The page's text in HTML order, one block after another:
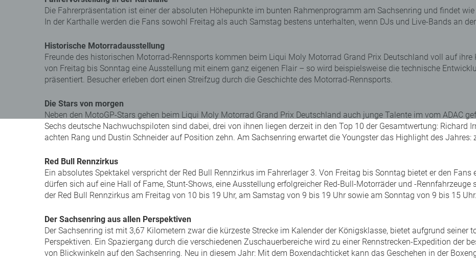
Die Fahrerpräsentation ist einer der absoluten Höhepunkte im bunten Rahmenprogramm am Sachsenring und findet
In der Karthalle werden die Fans sowohl Freitag als auch Samstag bestens unterhalten, wenn DJs und Live-Bands an
Historische Motorradausstellung
Freunde des historischen Motorrad-Rennsports kommen beim Liqui Moly Motorrad Grand Prix Deutschland voll auf ihre
von Freitag bis Sonntag eine Ausstellung mit einem ganz eigenen Flair – so wird beispielsweise die technische
präsentiert. Besucher erleben dort einen Streifzug durch die Geschichte des Motorrad-Rennsports.
Die Stars von morgen
Neben den MotoGP-Stars gehen beim Liqui Moly Motorrad Grand Prix Deutschland auch junge Talente im vom ADAC
Sechs deutsche Nachwuchspiloten sind dabei, drei von ihnen liegen derzeit in den Top 10 der Gesamtwertung: Richard
achten Rang und Dustin Schneider auf Position zehn. Am Sachsenring erwartet die Youngster das Highlight des Jahres:
Red Bull Rennzirkus
Ein absolutes Spektakel verspricht der Red Bull Rennzirkus im Fahrerlager 3. Von Freitag bis Sonntag bietet er den
dürfen sich auf eine Hall of Fame, Stunt-Shows, eine Ausstellung erfolgreicher Red-Bull-Motorräder und -
der Red Bull Rennzirkus am Freitag von 10 bis 19 Uhr, am Samstag von 9 bis 19 Uhr sowie am Sonntag von 9 bis 15 Uhr.
Der Sachsenring aus allen Perspektiven
Der Sachsenring ist mit 3,67 Kilometern zwar die kürzeste Strecke im Kalender der Königsklasse, bietet aufgrund seiner
Perspektiven. Ein Spaziergang durch die verschiedenen Zuschauerbereiche wird zu einer Rennstrecken-Expedition der
von Blickwinkeln auf den Sachsenring. Neu in diesem Jahr: Mit dem Boxendachticket kann das Geschehen in der